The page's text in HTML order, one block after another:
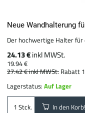
Neue Wandhalterung
Der hochwertige Halter für
24.13 €inkl MWSt.
19.94 €
27.42 €inkl MWSt. Rabatt
Lagerstatus:Auf Lager
Stck. In den Korb!